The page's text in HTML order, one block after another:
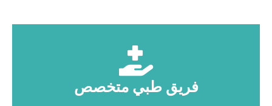
فريق طبي متخصص